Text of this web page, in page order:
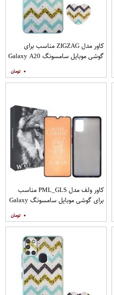
کاور مدل ZIGZAG مناسب برای
گوشی موبایل سامسونگ Galaxy A20
۰
کاور ولف مدل PML_GLS مناسب
برای گوشی موبایل سامسونگ Galaxy
مات
۰